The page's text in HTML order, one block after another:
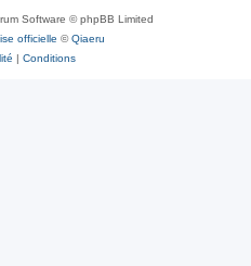
Software © phpBB Limited
officielle ©Qiaeru
| Conditions